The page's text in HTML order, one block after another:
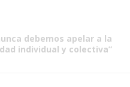
debemos apelar a la
individual y colectiva”